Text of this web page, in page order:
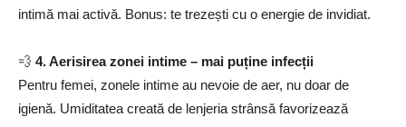
intimă mai activă. Bonus: te trezești cu o energie de invidiat.
💨 4. Aerisirea zonei intime – mai puține infecții
Pentru femei, zonele intime au nevoie de aer, nu doar de
igienă. Umiditatea creată de lenjeria strânsă favorizează